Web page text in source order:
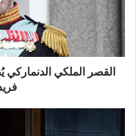
الرسمية
الأولى
للملك
فريدريك
وعائلته
القصر الملكي الدنماركي
كيلسي